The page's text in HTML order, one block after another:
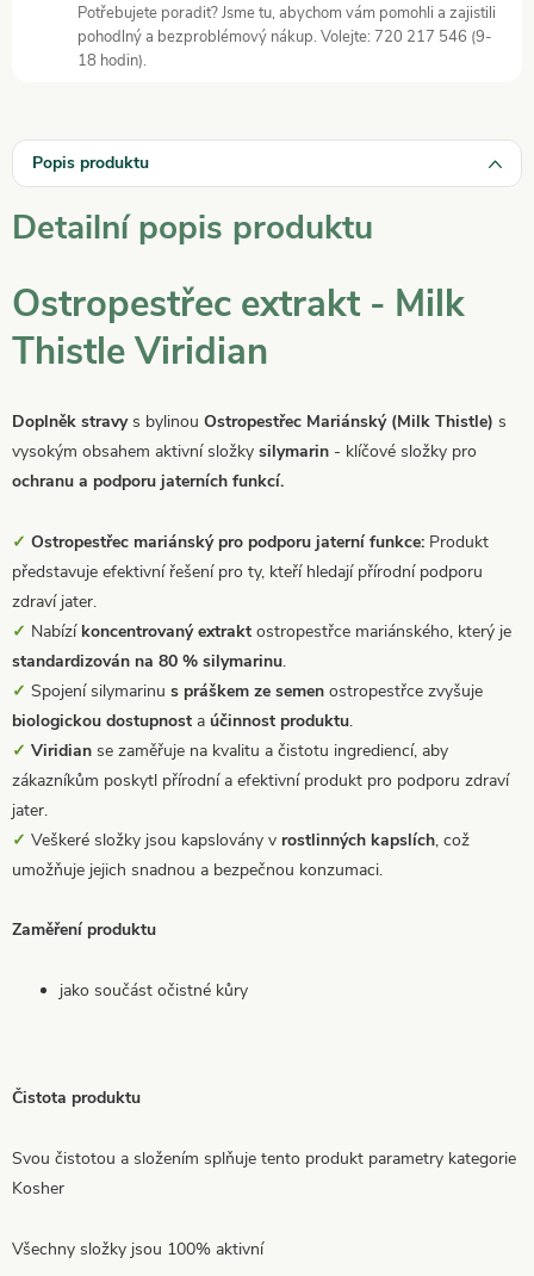
Potřebujete poradit? Jsme tu, abychom vám pomohli a zajistili
pohodlný a bezproblémový nákup. Volejte: 720 217 546 (9-
18 hodin).
Popis produktu
Detailní popis produktu
Ostropestřec extrakt - Milk
Thistle Viridian
Doplněk stravys bylinou Ostropestřec Mariánský (Milk Thistle) s
vysokým obsahem aktivní složky silymarin - klíčové složky pro
ochranu a podporu jaterních funkcí.
✓ Ostropestřec mariánský pro podporu jaterní funkce: Produkt
představuje efektivní řešení pro ty, kteří hledají přírodní podporu
zdraví jater.
✓ Nabízí koncentrovaný extrakt ostropestřce mariánského, který je
standardizován na 80 % silymarinu.
✓ Spojení silymarinu s práškem ze semen ostropestřce zvyšuje
biologickou dostupnost a účinnost produktu.
✓ Viridian se zaměřuje na kvalitu a čistotu ingrediencí, aby
zákazníkům poskytl přírodní a efektivní produkt pro podporu zdraví
jater.
✓ Veškeré složky jsou kapslovány v rostlinných kapslích, což
umožňuje jejich snadnou a bezpečnou konzumaci.
Zaměření produktu
jako součást očistné kůry
Čistota produktu
Svou čistotou a složením splňuje tento produkt parametry kategorie
Kosher
Všechny složky jsou 100% aktivní